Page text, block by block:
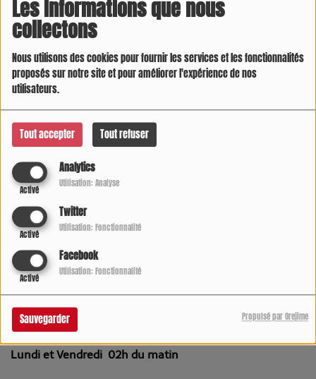
Les informations que nous
collectons
Nous utilisons des cookies pour fournir les services et les fonctionnalités
proposés sur notre site et pour améliorer l'expérience de nos
utilisateurs.
Tout accepter Tout refuser
Analytics
Activé
Utilisation: Analyse
Twitter
Activé
Utilisation: Fonctionnalité
Facebook
Activé
Utilisation: Fonctionnalité
Sauvegarder Propulsé par Orejime
LUNDI, MERCREDI ET VENDREDI, DE 21:00 À 22:00
4582 VUES
Lundi et Vendredi 02h du matin